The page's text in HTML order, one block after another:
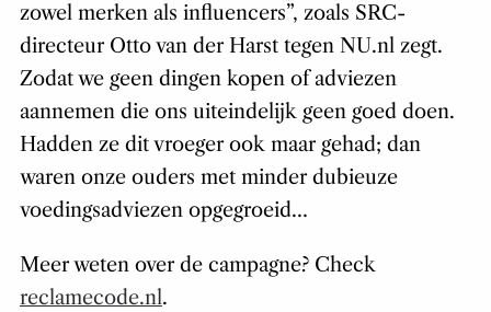
zowel merken als influencers”, zoals SRC-
directeur Otto van der Harst tegen NU.nl zegt.
Zodat we geen dingen kopen of adviezen
aannemen die ons uiteindelijk geen goed doen.
Hadden ze dit vroeger ook maar gehad; dan
waren onze ouders met minder dubieuze
voedingsadviezen opgegroeid…
Meer weten over de campagne? Check
reclamecode.nl.